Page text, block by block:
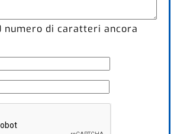
numero di caratteri ancora